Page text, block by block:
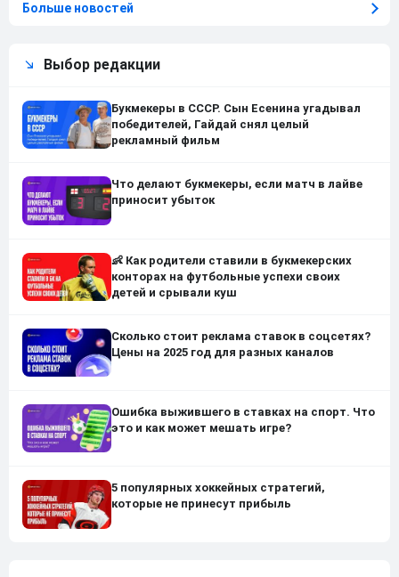
Больше новостей
Выбор редакции
Букмекеры в СССР. Сын Есенина угадывал
победителей, Гайдай снял целый
рекламный фильм
Что делают букмекеры, если матч в лайве
приносит убыток
👶 Как родители ставили в букмекерских
конторах на футбольные успехи своих
детей и срывали куш
Сколько стоит реклама ставок в соцсетях?
Цены на 2025 год для разных каналов
Ошибка выжившего в ставках на спорт. Что
это и как может мешать игре?
5 популярных хоккейных стратегий,
которые не принесут прибыль